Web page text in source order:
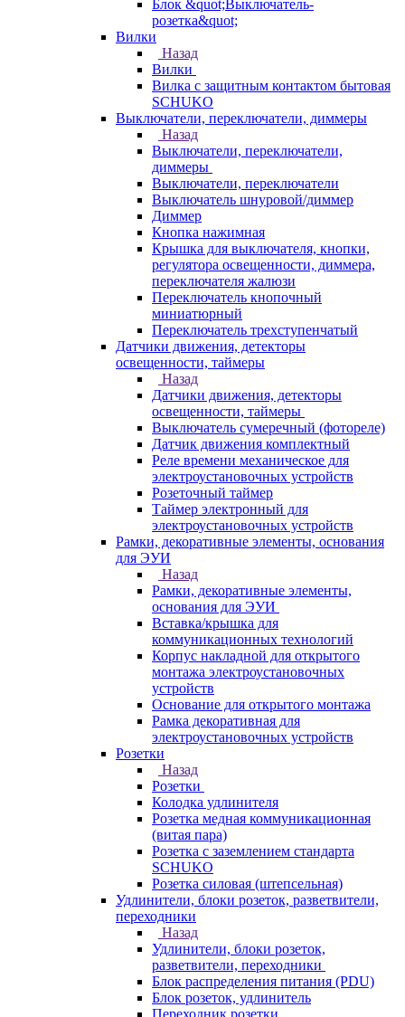
Блок &quot;Выключатель-
розетка&quot;
Вилки
Назад
Вилки
Вилка с защитным контактом бытовая
SCHUKO
Выключатели, переключатели, диммеры
Назад
Выключатели, переключатели,
диммеры
Выключатели, переключатели
Выключатель шнуровой/диммер
Диммер
Кнопка нажимная
Крышка для выключателя, кнопки,
регулятора освещенности, диммера,
переключателя жалюзи
Переключатель кнопочный
миниатюрный
Переключатель трехступенчатый
Датчики движения, детекторы
освещенности, таймеры
Назад
Датчики движения, детекторы
освещенности, таймеры
Выключатель сумеречный (фотореле)
Датчик движения комплектный
Реле времени механическое для
электроустановочных устройств
Розеточный таймер
Таймер электронный для
электроустановочных устройств
Рамки, декоративные элементы, основания
для ЭУИ
Назад
Рамки, декоративные элементы,
основания для ЭУИ
Вставка/крышка для
коммуникационных технологий
Корпус накладной для открытого
монтажа электроустановочных
устройств
Основание для открытого монтажа
Рамка декоративная для
электроустановочных устройств
Розетки
Назад
Розетки
Колодка удлинителя
Розетка медная коммуникационная
(витая пара)
Розетка с заземлением стандарта
SCHUKO
Розетка силовая (штепсельная)
Удлинители, блоки розеток, разветвители,
переходники
Назад
Удлинители, блоки розеток,
разветвители, переходники
Блок распределения питания (PDU)
Блок розеток, удлинитель
Переходник розетки